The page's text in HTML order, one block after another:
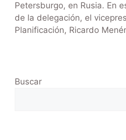
Petersburgo, en Rusia. En
de la delegación, el
Planificación, Ricardo
Buscar